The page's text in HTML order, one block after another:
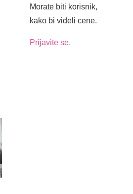
Morate biti korisnik,
kako bi videli cene.
Prijavite se.